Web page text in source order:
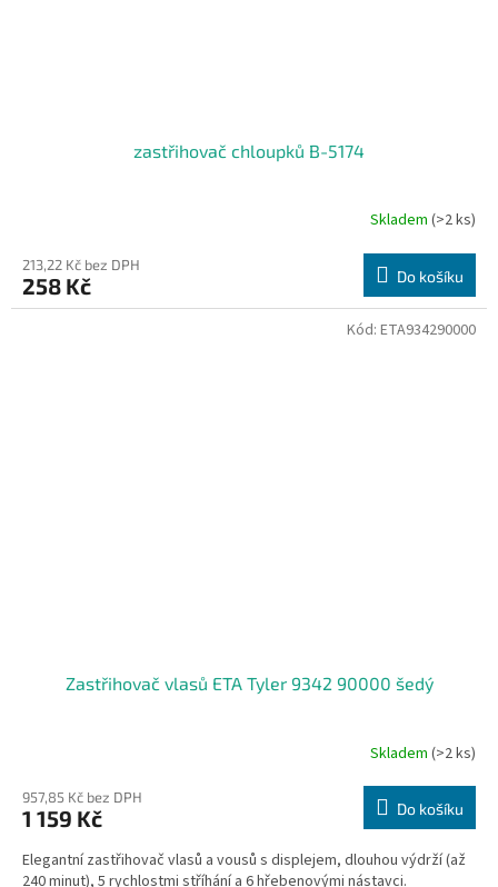
zastřihovač chloupků B-5174
Skladem (>2 ks)
213,22 Kč bez DPH
258 Kč Do košíku
Zastřihovač vlasů ETA Tyler 9342 90000 šedý
Skladem (>2 ks)
957,85 Kč bez DPH
1 159 Kč Do košíku
Elegantní zastřihovač vlasů a vousů s displejem, dlouhou výdrží (až
240 minut), 5 rychlostmi stříhání a 6 hřebenovými nástavci.
Kód: ETA934290000